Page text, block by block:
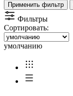
Применить фильтр
Фильтры
Сортировать:
умолчанию